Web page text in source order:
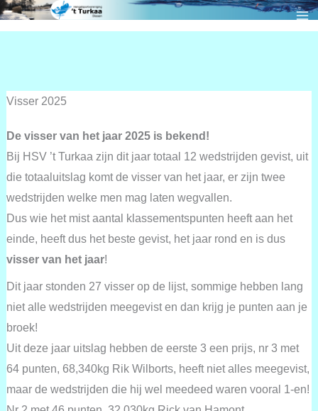
Ga
naar
Visser 2025
De visser van het jaar 2025 is bekend!
Bij HSV ’t Turkaa zijn dit jaar totaal 12 wedstrijden gevist, uit
die totaaluitslag komt de visser van het jaar, er zijn twee
wedstrijden welke men mag laten wegvallen.
Dus wie het mist aantal klassementspunten heeft aan het
einde, heeft dus het beste gevist, het jaar rond en is dus
visser van het jaar!
Dit jaar stonden 27 visser op de lijst, sommige hebben lang
niet alle wedstrijden meegevist en dan krijg je punten aan je
broek!
Uit deze jaar uitslag hebben de eerste 3 een prijs, nr 3 met
64 punten, 68,340kg Rik Wilborts, heeft niet alles meegevist,
maar de wedstrijden die hij wel meedeed waren vooral 1-en!